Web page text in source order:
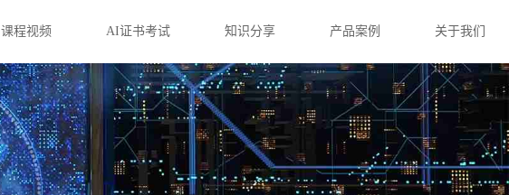
课程视频 AI证书考试 知识分享 产品案例 关于我们